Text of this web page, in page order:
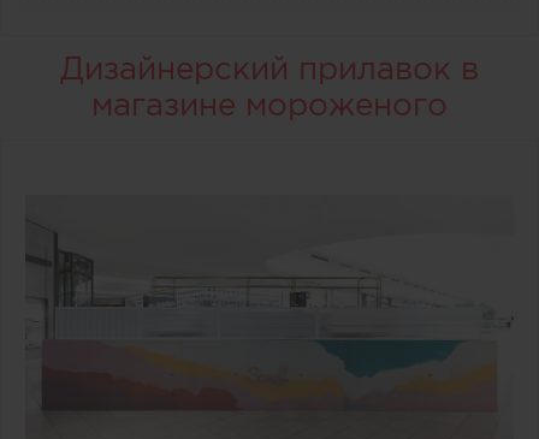
Дизайнерский прилавок в
магазине мороженого